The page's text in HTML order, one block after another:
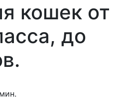
кошек от
до